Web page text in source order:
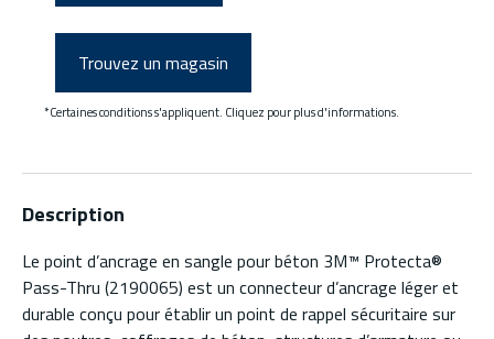
Trouvez un magasin
*Certaines conditions s'appliquent. Cliquez pour plus d'informations.
Description
Le point d’ancrage en sangle pour béton 3M™ Protecta®
Pass-Thru (2190065) est un connecteur d’ancrage léger et
durable conçu pour établir un point de rappel sécuritaire sur